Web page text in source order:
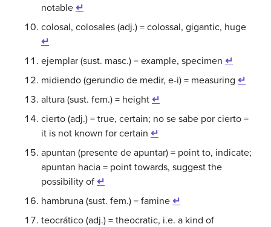
notable ↵
colosal, colosales (adj.) = colossal, gigantic, huge
↵
ejemplar (sust. masc.) = example, specimen ↵
midiendo (gerundio de medir, e-i) = measuring ↵
altura (sust. fem.) = height ↵
cierto (adj.) = true, certain; no se sabe por cierto =
it is not known for certain ↵
apuntan (presente de apuntar) = point to, indicate;
apuntan hacia = point towards, suggest the
possibility of ↵
hambruna (sust. fem.) = famine ↵
teocrático (adj.) = theocratic, i.e. a kind of